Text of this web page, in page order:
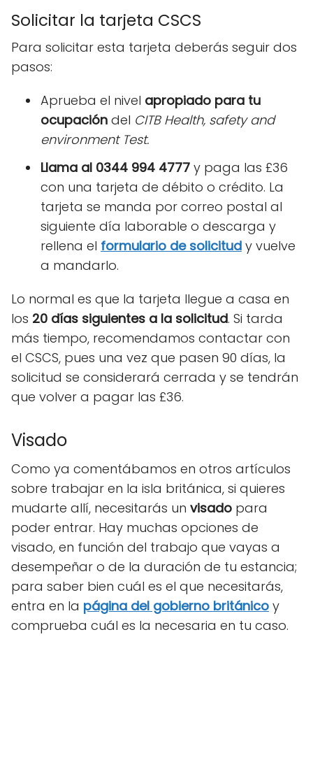
Solicitar la tarjeta CSCS
Para solicitar esta tarjeta deberás seguir dos
pasos:
Aprueba el nivel apropiado para tu
ocupación del CITB Health, safety and
environment Test.
Llama al 0344 994 4777 y paga las £36
con una tarjeta de débito o crédito. La
tarjeta se manda por correo postal al
siguiente día laborable o descarga y
rellena el formulario de solicitud y vuelve
a mandarlo.
Lo normal es que la tarjeta llegue a casa en
los 20 días siguientes a la solicitud. Si tarda
más tiempo, recomendamos contactar con
el CSCS, pues una vez que pasen 90 días, la
solicitud se considerará cerrada y se tendrán
que volver a pagar las £36.
Visado
Como ya comentábamos en otros artículos
sobre trabajar en la isla británica, si quieres
mudarte allí, necesitarás un visado para
poder entrar. Hay muchas opciones de
visado, en función del trabajo que vayas a
desempeñar o de la duración de tu estancia;
para saber bien cuál es el que necesitarás,
entra en la página del gobierno británico y
comprueba cuál es la necesaria en tu caso.